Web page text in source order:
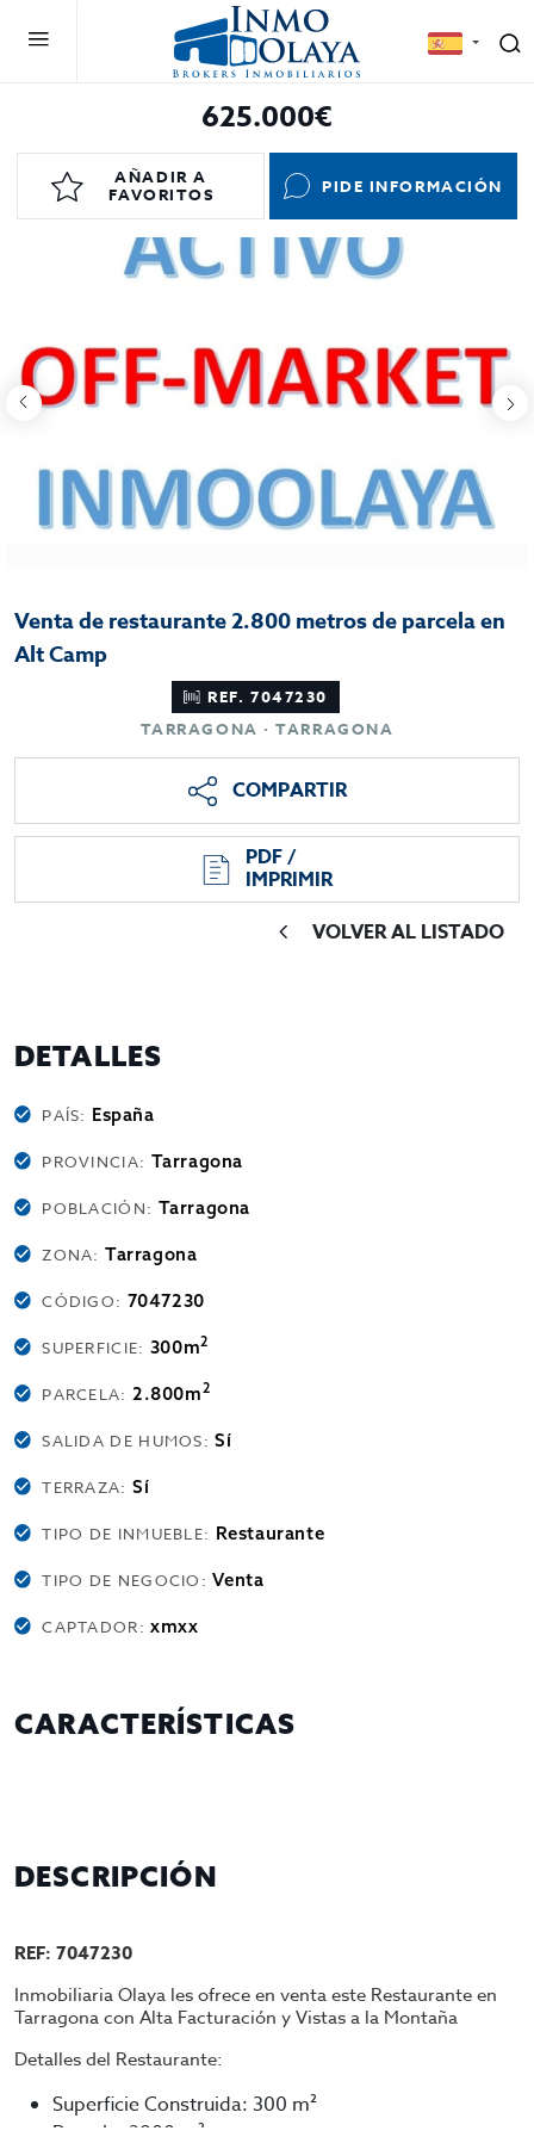
625.000€
AÑADIR A
FAVORITOS
PIDE INFORMACIÓN
Venta de restaurante 2.800 metros de parcela en
Alt Camp
REF. 7047230
TARRAGONA · TARRAGONA
COMPARTIR
PDF /
IMPRIMIR
VOLVER AL LISTADO
DETALLES
PAÍS: España
PROVINCIA: Tarragona
POBLACIÓN: Tarragona
ZONA:Tarragona
CÓDIGO: 7047230
SUPERFICIE: 300m2
PARCELA: 2.800m2
SALIDA DE HUMOS:Sí
TERRAZA: Sí
TIPO DE INMUEBLE: Restaurante
TIPO DE NEGOCIO:Venta
CAPTADOR:xmxx
CARACTERÍSTICAS
DESCRIPCIÓN
REF: 7047230
Inmobiliaria Olaya les ofrece en venta este Restaurante en
Tarragona con Alta Facturación y Vistas a la Montaña
Detalles del Restaurante:
Superficie Construida: 300 m²